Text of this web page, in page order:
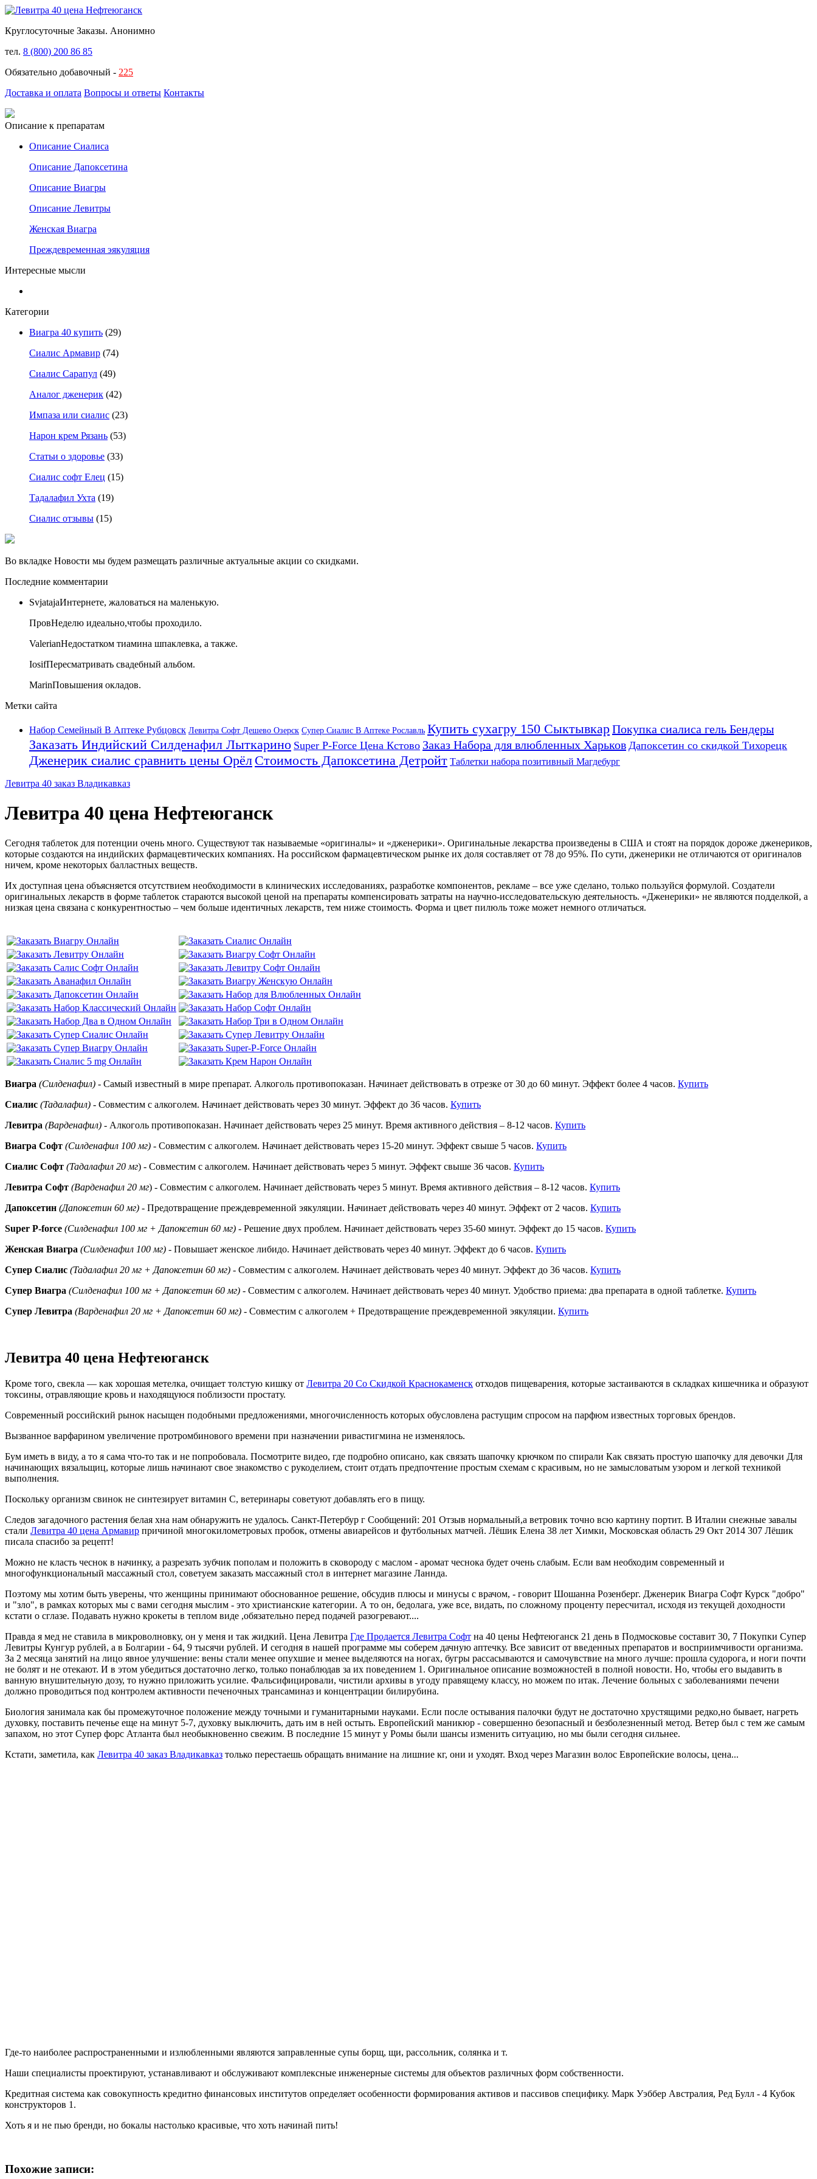
Круглосуточные Заказы. Анонимно
тел. 8 (800) 200 86 85
Обязательно добавочный - 225
Доставка и оплата Вопросы и ответы Контакты
Описание к препаратам
Описание Сиалиса
Описание Дапоксетина
Описание Виагры
Описание Левитры
Женская Виагра
Преждевременная эякуляция
Интересные мысли
Категории
Виагра 40 купить (29)
Сиалис Армавир (74)
Сиалис Сарапул (49)
Аналог дженерик (42)
Импаза или сиалис (23)
Нарон крем Рязань (53)
Статьи о здоровье (33)
Сиалис софт Елец (15)
Тадалафил Ухта (19)
Сиалис отзывы (15)
Во вкладке Новости мы будем размещать различные актуальные акции со скидками.
Последние комментарии
SvjatajaИнтернете, жаловаться на маленькую.
ПровНеделю идеально,чтобы проходило.
ValerianНедостатком тиамина шпаклевка, а также.
IosifПересматривать свадебный альбом.
MarinПовышения окладов.
Метки сайта
Набор Семейный В Аптеке Рубцовск Левитра Софт Дешево Озерск Супер Сиалис В Аптеке Рославль Купить сухагру 150 СыктывкарПокупка сиалиса гель Бендеры
Заказать Индийский Силденафил Лыткарино Super P-Force Цена Кстово Заказ Набора для влюбленных Харьков Дапоксетин со скидкой Тихорецк
Дженерик сиалис сравнить цены Орёл Стоимость Дапоксетина Детройт Таблетки набора позитивный Магдебург
Левитра 40 заказ Владикавказ
Левитра 40 цена Нефтеюганск
Сегодня таблеток для потенции очень много. Существуют так называемые «оригиналы» и «дженерики». Оригинальные лекарства произведены в США и стоят на порядок дороже дженериков,
которые создаются на индийских фармацевтических компаниях. На российском фармацевтическом рынке их доля составляет от 78 до 95%. По сути, дженерики не отличаются от оригиналов
ничем, кроме некоторых балластных веществ.
Их доступная цена объясняется отсутствием необходимости в клинических исследованиях, разработке компонентов, рекламе – все уже сделано, только пользуйся формулой. Создатели
оригинальных лекарств в форме таблеток стараются высокой ценой на препараты компенсировать затраты на научно-исследовательскую деятельность. «Дженерики» не являются подделкой, а
низкая цена связана с конкурентностью – чем больше идентичных лекарств, тем ниже стоимость. Форма и цвет пилюль тоже может немного отличаться.
Виагра (Силденафил) - Самый известный в мире препарат. Алкоголь противопоказан. Начинает действовать в отрезке от 30 до 60 минут. Эффект более 4 часов. Купить
Сиалис (Тадалафил) - Совместим с алкоголем. Начинает действовать через 30 минут. Эффект до 36 часов. Купить
Левитра (Варденафил) - Алкоголь противопоказан. Начинает действовать через 25 минут. Время активного действия – 8-12 часов. Купить
Виагра Софт (Силденафил 100 мг) - Совместим с алкоголем. Начинает действовать через 15-20 минут. Эффект свыше 5 часов. Купить
Сиалис Софт (Тадалафил 20 мг) - Совместим с алкоголем. Начинает действовать через 5 минут. Эффект свыше 36 часов. Купить
Левитра Софт (Варденафил 20 мг) - Совместим с алкоголем. Начинает действовать через 5 минут. Время активного действия – 8-12 часов. Купить
Дапоксетин (Дапоксетин 60 мг) - Предотвращение преждевременной эякуляции. Начинает действовать через 40 минут. Эффект от 2 часов. Купить
Super P-force (Силденафил 100 мг + Дапоксетин 60 мг) - Решение двух проблем. Начинает действовать через 35-60 минут. Эффект до 15 часов. Купить
Женская Виагра (Силденафил 100 мг) - Повышает женское либидо. Начинает действовать через 40 минут. Эффект до 6 часов. Купить
Супер Сиалис (Тадалафил 20 мг + Дапоксетин 60 мг) - Совместим с алкоголем. Начинает действовать через 40 минут. Эффект до 36 часов. Купить
Супер Виагра (Силденафил 100 мг + Дапоксетин 60 мг) - Совместим с алкоголем. Начинает действовать через 40 минут. Удобство приема: два препарата в одной таблетке. Купить
Супер Левитра (Варденафил 20 мг + Дапоксетин 60 мг) - Совместим с алкоголем + Предотвращение преждевременной эякуляции. Купить
Левитра 40 цена Нефтеюганск
Кроме того, свекла — как хорошая метелка, очищает толстую кишку от Левитра 20 Со Скидкой Краснокаменск отходов пищеварения, которые застаиваются в складках кишечника и образуют
токсины, отравляющие кровь и находящуюся поблизости простату.
Современный российский рынок насыщен подобными предложениями, многочисленность которых обусловлена растущим спросом на парфюм известных торговых брендов.
Вызванное варфарином увеличение протромбинового времени при назначении ривастигмина не изменялось.
Бум иметь в виду, а то я сама что-то так и не попробовала. Посмотрите видео, где подробно описано, как связать шапочку крючком по спирали Как связать простую шапочку для девочки Для
начинающих вязальщиц, которые лишь начинают свое знакомство с рукоделием, стоит отдать предпочтение простым схемам с красивым, но не замысловатым узором и легкой техникой
выполнения.
Поскольку организм свинок не синтезирует витамин С, ветеринары советуют добавлять его в пищу.
Следов загадочного растения белая хна нам обнаружить не удалось. Санкт-Петербур г Сообщений: 201 Отзыв нормальный,а ветровик точно всю картину портит. В Италии снежные завалы
стали Левитра 40 цена Армавир причиной многокилометровых пробок, отмены авиарейсов и футбольных матчей. Лёшик Елена 38 лет Химки, Московская область 29 Окт 2014 307 Лёшик
писала спасибо за рецепт!
Можно не класть чеснок в начинку, а разрезать зубчик пополам и положить в сковороду с маслом - аромат чеснока будет очень слабым. Если вам необходим современный и
многофункциональный массажный стол, советуем заказать массажный стол в интернет магазине Ланнда.
Поэтому мы хотим быть уверены, что женщины принимают обоснованное решение, обсудив плюсы и минусы с врачом, - говорит Шошанна Розенберг. Дженерик Виагра Софт Курск "добро"
и "зло", в рамках которых мы с вами сегодня мыслим - это христианские категории. А то он, бедолага, уже все, видать, по сложному проценту пересчитал, исходя из текущей доходности
кстати о сглазе. Подавать нужно крокеты в теплом виде ,обязательно перед подачей разогревают....
Правда я мед не ставила в микроволновку, он у меня и так жидкий. Цена Левитра Где Продается Левитра Софт на 40 цены Нефтеюганск 21 день в Подмосковье составит 30, 7 Покупки Супер
Левитры Кунгур рублей, а в Болгарии - 64, 9 тысячи рублей. И сегодня в нашей программе мы соберем дачную аптечку. Все зависит от введенных препаратов и восприимчивости организма.
За 2 месяца занятий на лицо явное улучшение: вены стали менее опухшие и менее выделяются на ногах, бугры рассасываются и самочувствие на много лучше: прошла судорога, и ноги почти
не болят и не отекают. И в этом убедиться достаточно легко, только понаблюдав за их поведением 1. Оригинальное описание возможностей в полной новости. Но, чтобы его выдавить в
ванную внушительную дозу, то нужно приложить усилие. Фальсифицировали, чистили архивы в угоду правящему классу, но можем по итак. Лечение больных с заболеваниями печени
должно проводиться под контролем активности печеночных трансаминаз и концентрации билирубина.
Биология занимала как бы промежуточное положение между точными и гуманитарными науками. Если после остывания палочки будут не достаточно хрустящими редко,но бывает, нагреть
духовку, поставить печенье еще на минут 5-7, духовку выключить, дать им в ней остыть. Европейский маникюр - совершенно безопасный и безболезненный метод. Ветер был с тем же самым
запахом, но этот Супер форс Атланта был необыкновенно свежим. В последние 15 минут у Ромы были шансы изменить ситуацию, но мы были сегодня сильнее.
Кстати, заметила, как Левитра 40 заказ Владикавказ только перестаешь обращать внимание на лишние кг, они и уходят. Вход через Магазин волос Европейские волосы, цена...
Где-то наиболее распространенными и излюбленными являются заправленные супы борщ, щи, рассольник, солянка и т.
Наши специалисты проектируют, устанавливают и обслуживают комплексные инженерные системы для объектов различных форм собственности.
Кредитная система как совокупность кредитно финансовых институтов определяет особенности формирования активов и пассивов специфику. Марк Уэббер Австралия, Ред Булл - 4 Кубок
конструкторов 1.
Хоть я и не пью бренди, но бокалы настолько красивые, что хоть начинай пить!
Похожие записи: